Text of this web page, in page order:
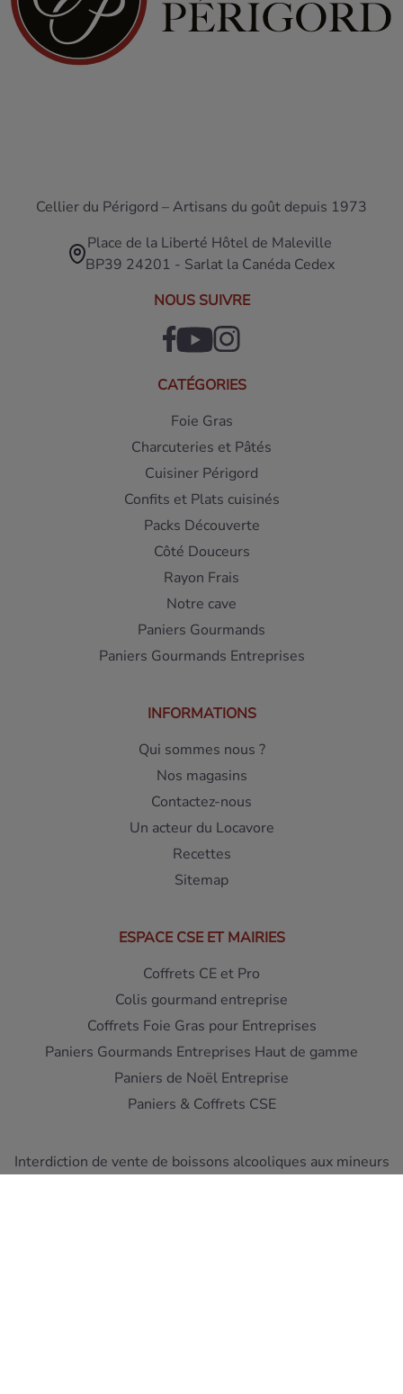
Cellier du Périgord – Artisans du goût depuis 1973
Place de la Liberté Hôtel de Maleville
BP39 24201 - Sarlat la Canéda Cedex
NOUS SUIVRE
CATÉGORIES
Foie Gras
Charcuteries et Pâtés
Cuisiner Périgord
Confits et Plats cuisinés
Packs Découverte
Côté Douceurs
Rayon Frais
Notre cave
Paniers Gourmands
Paniers Gourmands Entreprises
INFORMATIONS
Qui sommes nous ?
Nos magasins
Contactez-nous
Un acteur du Locavore
Recettes
Sitemap
ESPACE CSE ET MAIRIES
Coffrets CE et Pro
Colis gourmand entreprise
Coffrets Foie Gras pour Entreprises
Paniers Gourmands Entreprises Haut de gamme
Paniers de Noël Entreprise
Paniers & Coffrets CSE
Interdiction de vente de boissons alcooliques aux mineurs